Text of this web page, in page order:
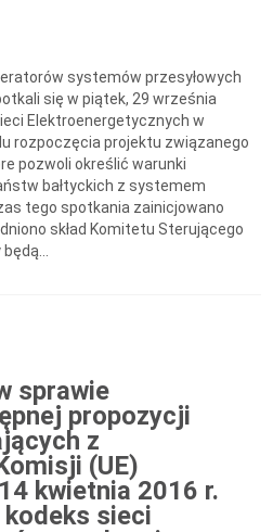
systemów przesyłowych
się w piątek, 29 września
Elektroenergetycznych w
rozpoczęcia projektu związanego
pozwoli określić warunki
bałtyckich z systemem
tego spotkania zainicjowano
skład Komitetu Sterującego
sprawie
propozycji
z
(UE)
kwietnia 2016 r.
sieci